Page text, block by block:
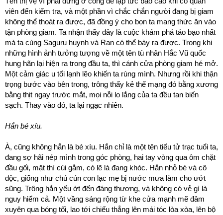
viên đến kiểm tra, và một phần vì chắc chắn người đang bị giam
không thể thoát ra được, đã đồng ý cho bọn ta mang thức ăn vào
tận phòng giam. Ta nhận thấy đây là cuộc khám phá táo bạo nhất
mà ta cùng Saguru huynh và Ran có thể bày ra được. Trong khi
những hình ảnh tưởng tượng về một tên tù nhân Hắc Vũ quốc
hung hãn lại hiện ra trong đầu ta, thì cánh cửa phòng giam hé mở.
Một cảm giác u tối lạnh lẽo khiến ta rùng mình. Nhưng rồi khi thận
trọng bước vào bên trong, trông thấy kẻ thế mạng đó bằng xương
bằng thịt ngay trước mắt, mọi nỗi lo lắng của ta đều tan biến
sạch. Thay vào đó, ta lại ngạc nhiên.
Hắn bé xíu.
À, cũng không hẳn là bé xíu. Hắn chỉ là một tên tiểu tử trạc tuổi ta,
đang sợ hãi nép mình trong góc phòng, hai tay vòng qua ôm chặt
đầu gối, mặt thì cúi gằm, có lẽ là đang khóc. Hắn nhỏ bé và cô
độc, giống như chú cún con lạc mẹ bị nước mưa làm cho ướt
sũng. Trông hắn yếu ớt đến đáng thương, và không có vẻ gì là
nguy hiểm cả. Một vầng sáng rộng từ khe cửa mạnh mẽ đâm
xuyên qua bóng tối, lao tới chiếu thẳng lên mái tóc lòa xòa, lên bộ